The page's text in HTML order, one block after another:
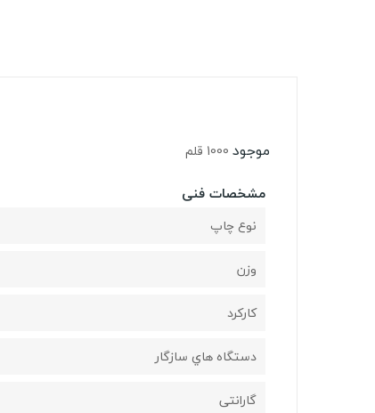
موجود 1000 قلم
مشخصات فنی
نوع چاپ
وزن
کارکرد
دستگاه هاي سازگار
گارانتی